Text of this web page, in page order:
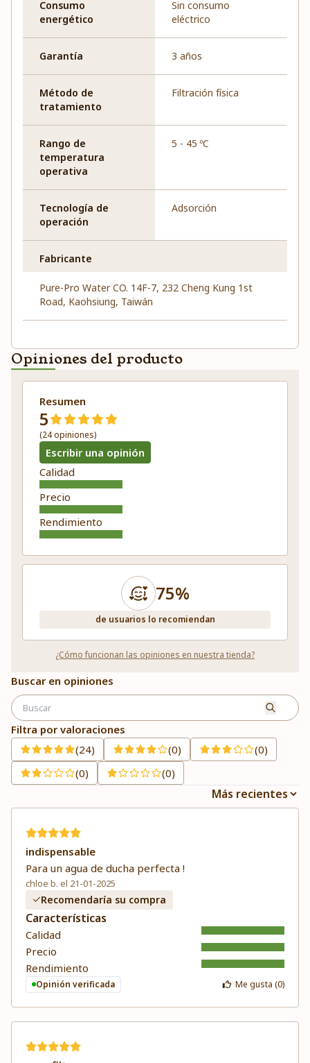
Consumo
energético
Sin consumo
eléctrico
Garantía 3 años
Método de
tratamiento
Filtración física
Rango de
temperatura
operativa
5 - 45 ºC
Tecnología de
operación
Adsorción
Fabricante
Pure-Pro Water CO. 14F-7, 232 Cheng Kung 1st
Road, Kaohsiung, Taiwán
Opiniones del producto
Resumen
5
(24 opiniones)
Escribir una opinión
Calidad
Precio
Rendimiento
75%
de usuarios lo recomiendan
¿Cómo funcionan las opiniones en nuestra tienda?
Buscar en opiniones
Filtra por valoraciones
(24)
(0)
(0)
(0)
(0)
indispensable
Para un agua de ducha perfecta !
chloe b. el 21-01-2025
Recomendaría su compra
Características
Calidad
Precio
Rendimiento
Opinión verificada Me gusta (0)